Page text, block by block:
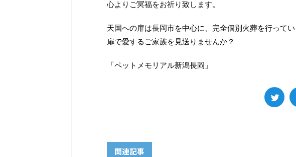
心よりご冥福をお祈り致します。
天国への扉は長岡市を中心に、完全個別火葬を行って
扉で愛するご家族を見送りませんか？
「ペットメモリアル新潟長岡」
関連記事